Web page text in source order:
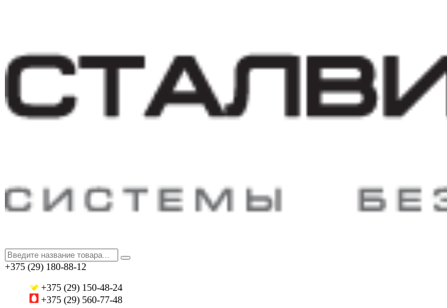
+375 (29) 180-88-12
+375 (29) 150-48-24
+375 (29) 560-77-48